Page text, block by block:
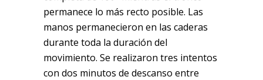
permanece lo más recto posible. Las
manos permanecieron en las caderas
durante toda la duración del
movimiento. Se realizaron tres intentos
con dos minutos de descanso entre